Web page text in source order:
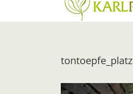
tontoepfe_platz